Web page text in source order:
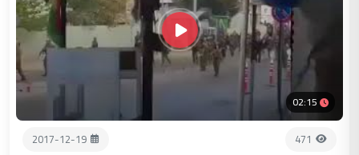
02:15
471
2017-12-19